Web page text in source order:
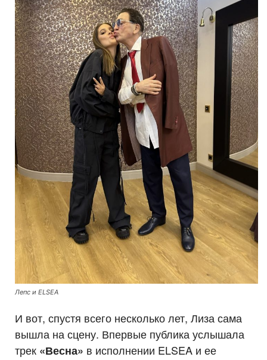
Лепс и ELSEA
И вот, спустя всего несколько лет, Лиза сама
вышла на сцену. Впервые публика услышала
трек «Весна» в исполнении ELSEA и ее